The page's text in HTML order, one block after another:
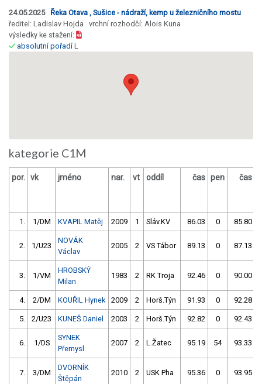
24.05.2025 Řeka Otava , Sušice - nádraží, kemp u železničního mostu
ředitel: Ladislav Hojda vrchní rozhodčí: Alois Kuna
výsledky ke stažení:
absolutní pořadíL
kategorie C1M
por. vk jméno nar. vt oddíl čas pen čas
1. 1/DM KVAPIL Matěj 2009 1 Sláv.KV 86.03 0 85.80
2. 1/U23
NOVÁK
Václav
2005 2 VS Tábor 89.13 0 87.13
3. 1/VM
HROBSKÝ
Milan
1983 2 RK Troja 92.46 0 90.00
4. 2/DM KOUŘIL Hynek 2009 2 Horš.Týn 91.93 0 92.28
5. 2/U23 KUNEŠ Daniel 2003 2 Horš.Týn 92.82 0 92.43
6. 1/DS
SYNEK
Přemysl
2007 2 L.Žatec 95.19 54 93.33
7. 3/DM
DVORNÍK
Štěpán
2010 2 USK Pha 95.36 0 93.95